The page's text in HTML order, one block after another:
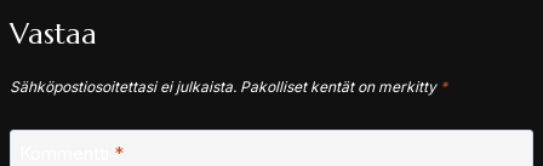
Vastaa
Sähköpostiosoitettasi ei julkaista. Pakolliset kentät on merkitty *
*